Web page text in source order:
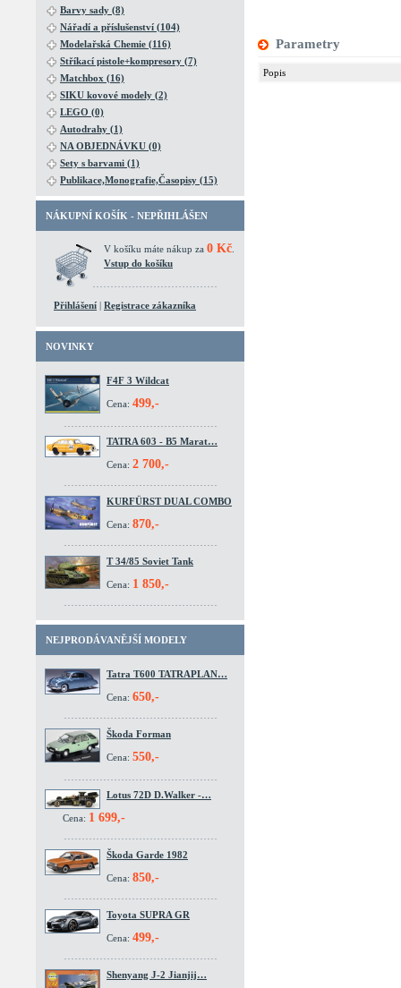
Barvy sady (8)
Nářadí a příslušenství (104)
Modelařská Chemie (116)
Stříkací pistole+kompresory (7)
Matchbox (16)
SIKU kovové modely (2)
LEGO (0)
Autodrahy (1)
NA OBJEDNÁVKU (0)
Sety s barvami (1)
Publikace,Monografie,Časopisy (15)
NÁKUPNÍ KOŠÍK - NEPŘIHLÁŠEN
V košíku máte nákup za 0 Kč
Vstup do košíku
Přihlášení | Registrace zákazníka
NOVINKY
F4F 3 Wildcat
Cena: 499,-
TATRA 603 - B5 Marat…
Cena: 2 700,-
KURFÜRST DUAL COMBO
Cena: 870,-
T 34/85 Soviet Tank
Cena: 1 850,-
NEJPRODÁVANĚJŠÍ MODELY
Tatra T600 TATRAPLAN…
Cena: 650,-
Škoda Forman
Cena: 550,-
Lotus 72D D.Walker -…
Cena: 1 699,-
Škoda Garde 1982
Cena: 850,-
Toyota SUPRA GR
Cena: 499,-
Shenyang J-2 Jianjij…
Parametry
Popis